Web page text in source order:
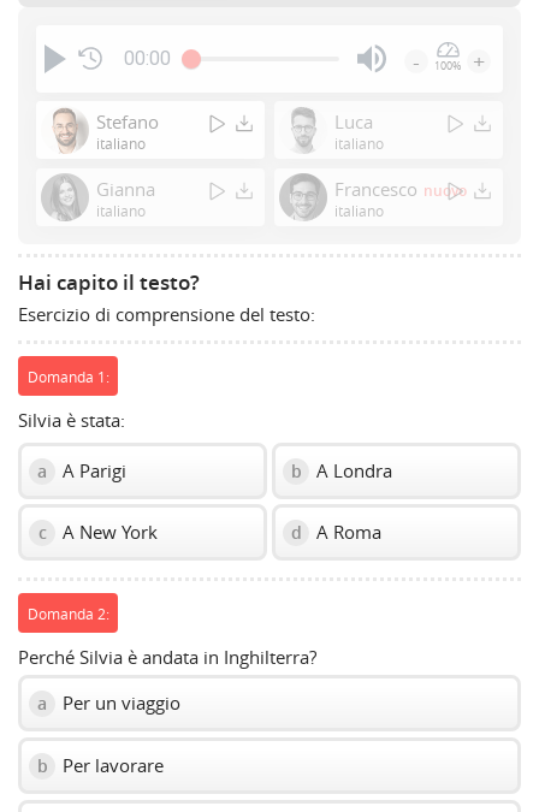
00:00
or
to
show
- 100% +
Stefano
italiano
Luca
italiano
Gianna
italiano
Francesco nuovo
italiano
Hai capito il testo?
Esercizio di comprensione del testo:
Domanda 1:
Silvia è stata:
a A Parigi b A Londra
c A New York d A Roma
Domanda 2:
Perché Silvia è andata in Inghilterra?
a Per un viaggio
b Per lavorare